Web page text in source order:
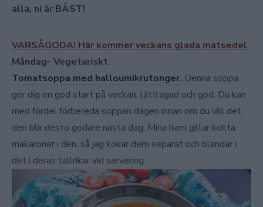
alla, ni är BÄST!
VARSÅGODA! Här kommer veckans glada matsedel.
Måndag- Vegetariskt
Tomatsoppa med halloumikrutonger. Denna soppa
ger dig en god start på veckan, lättlagad och god. Du kan
med fördel förbereda soppan dagen innan om du vill det,
den blir desto godare nästa dag. Mina barn gillar kokta
makaroner i den, så jag kokar dem separat och blandar i
det i deras tallrikar vid servering.